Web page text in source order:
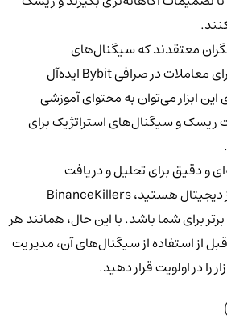
معتقدند که سیگنال‌های
معاملات در صرافی Bybit
ایده‌آل
ابزار می‌توان بهمحتوای آموزشی
ریسک و سیگنال‌های استراتژیک برای
و دقیق برای تحلیل و دریافت
هستید، BinanceKillers
برای شما باشد. با این حال، همانند هر
از استفاده از سیگنال‌های آن،مدیریت
را در اولویت قرار دهید.